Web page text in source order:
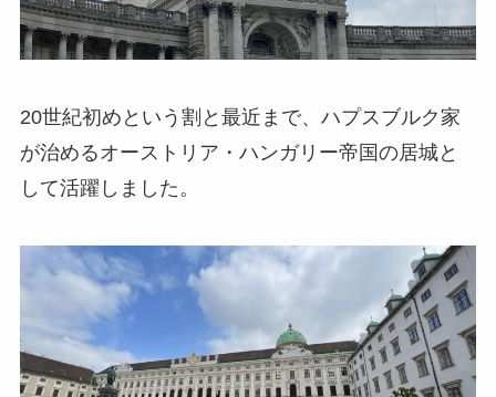
20世紀初めという割と最近まで、ハプスブルク家
が治めるオーストリア・ハンガリー帝国の居城と
して活躍しました。